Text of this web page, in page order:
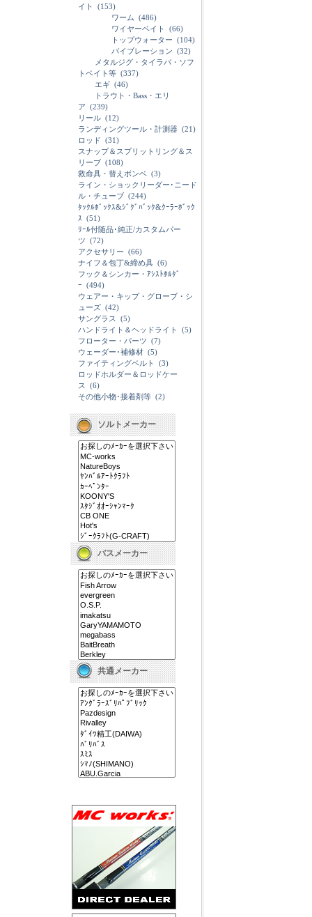
イト
(153)
ワーム (486)
ワイヤーベイト
(66)
トップウォーター (104)
バイブレーション (32)
メタルジグ・タイラバ・ソフ
トベイト等 (337)
エギ (46)
トラウト・Bass・エリ
ア (239)
リール (12)
ランディングツール・計測器 (21)
ロッド (31)
スナップ＆スプリットリング＆ス
リーブ (108)
救命具・替えボンベ (3)
ライン・ショックリーダー･ニード
ル・チューブ (244)
ﾀｯｸﾙﾎﾞｯｸｽ&ｼﾞｸﾞﾊﾞｯｸ&ｸｰﾗｰﾎﾞｯｸ
ｽ (51)
ﾘｰﾙ付随品･純正/カスタムパー
ツ (72)
アクセサリー (66)
ナイフ＆包丁&締め具 (6)
フック＆シンカー・ｱｼｽﾄﾎﾙﾀﾞ
ｰ (494)
ウェアー・キップ・グローブ・シ
ューズ (42)
サングラス
(5)
ハンドライト＆ヘッドライト
(5)
フローター・パーツ (7)
ウェーダー･補修材 (5)
ファイティングベルト
(3)
ロッドホルダー＆ロッドケー
ス
(6)
その他小物･接着剤等 (2)
ソルトメーカー
バスメーカー
共通メーカー